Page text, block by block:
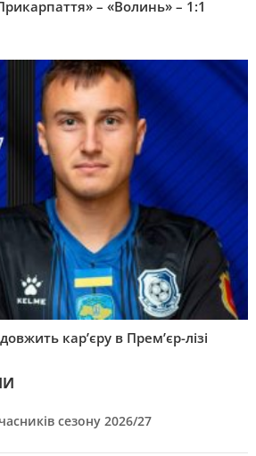
– «Волинь» – 1:1
кар’єру в Прем’єр-лізі
сезону 2026/27